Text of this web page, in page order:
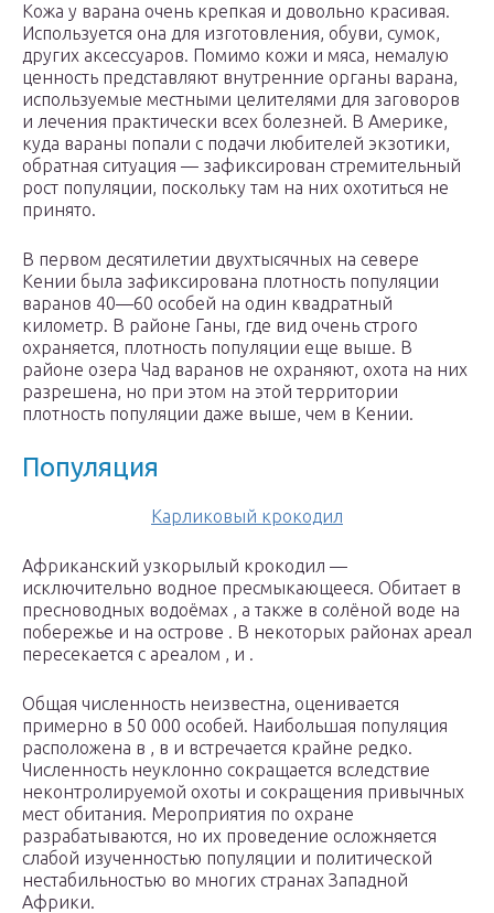
Кожа у варана очень крепкая и довольно красивая.
Используется она для изготовления, обуви, сумок,
других аксессуаров. Помимо кожи и мяса, немалую
ценность представляют внутренние органы варана,
используемые местными целителями для заговоров
и лечения практически всех болезней. В Америке,
куда вараны попали с подачи любителей экзотики,
обратная ситуация — зафиксирован стремительный
рост популяции, поскольку там на них охотиться не
принято.
В первом десятилетии двухтысячных на севере
Кении была зафиксирована плотность популяции
варанов 40—60 особей на один квадратный
километр. В районе Ганы, где вид очень строго
охраняется, плотность популяции еще выше. В
районе озера Чад варанов не охраняют, охота на них
разрешена, но при этом на этой территории
плотность популяции даже выше, чем в Кении.
Популяция
Карликовый крокодил
Африканский узкорылый крокодил —
исключительно водное пресмыкающееся. Обитает в
пресноводных водоёмах , а также в солёной воде на
побережье и на острове . В некоторых районах ареал
пересекается с ареалом , и .
Общая численность неизвестна, оценивается
примерно в 50 000 особей. Наибольшая популяция
расположена в , в и встречается крайне редко.
Численность неуклонно сокращается вследствие
неконтролируемой охоты и сокращения привычных
мест обитания. Мероприятия по охране
разрабатываются, но их проведение осложняется
слабой изученностью популяции и политической
нестабильностью во многих странах Западной
Африки.